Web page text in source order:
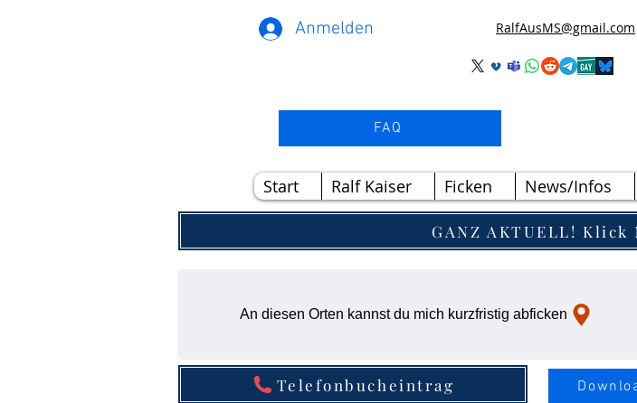
Anmelden RalfAusMS@gmail.com
FAQ
Start Ralf Kaiser Ficken News/Infos
GANZ AKTUELL! Klick
An diesen Orten kannst du mich kurzfristig abficken
Telefonbucheintrag